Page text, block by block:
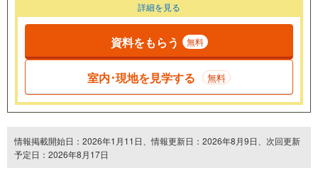
詳細を見る
資料をもらう 無料
室内･現地を見学する 無料
情報掲載開始日：2026年1月11日、情報更新日：2026年8月9日、次回更新
予定日：2026年8月17日